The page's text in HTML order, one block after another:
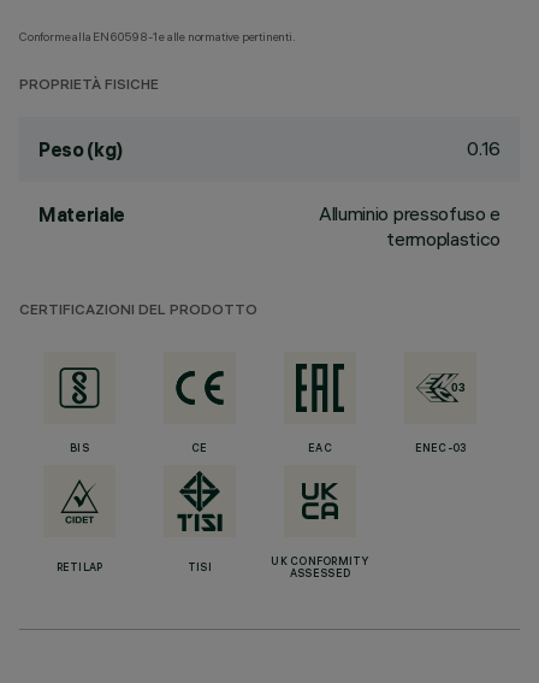
Conforme alla EN60598-1 e alle normative pertinenti.
PROPRIETÀ FISICHE
Peso (kg) 0.16
Materiale
Alluminio pressofuso e
termoplastico
CERTIFICAZIONI DEL PRODOTTO
BIS CE EAC ENEC-03
RETILAP TISI
UK CONFORMITY
ASSESSED